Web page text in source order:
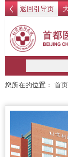
返回引导页
您所在的位置： 首页